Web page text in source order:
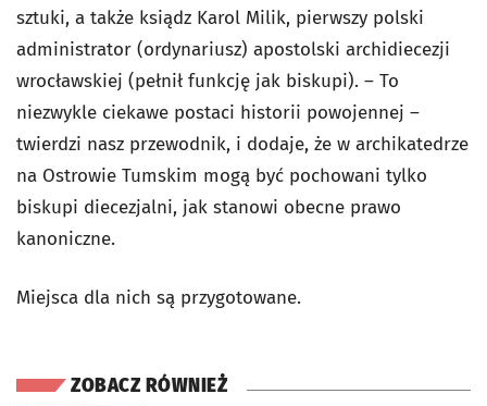
sztuki, a także ksiądz Karol Milik, pierwszy polski
administrator (ordynariusz) apostolski archidiecezji
wrocławskiej (pełnił funkcję jak biskupi). – To
niezwykle ciekawe postaci historii powojennej –
twierdzi nasz przewodnik, i dodaje, że w archikatedrze
na Ostrowie Tumskim mogą być pochowani tylko
biskupi diecezjalni, jak stanowi obecne prawo
kanoniczne.
Miejsca dla nich są przygotowane.
ZOBACZ RÓWNIEŻ